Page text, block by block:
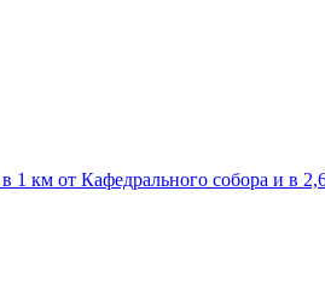
км от Кафедрального собора и в